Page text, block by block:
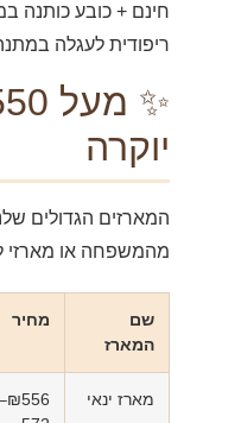
ריפודית לעגלה
יוקרה
המארזים הגדולים
מהמשפחה או מארזי
שם
המארז
מחיר
מארז ינאי